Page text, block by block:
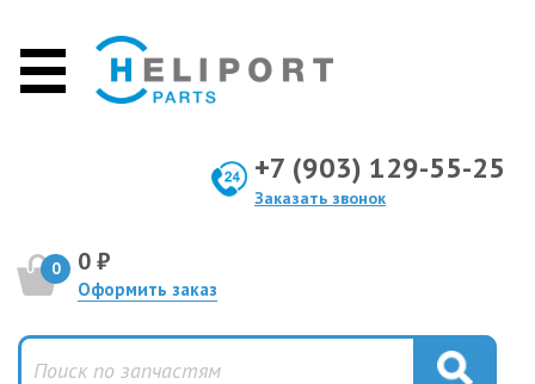
+7 (903) 129-55-25
Заказать звонок
0 0 ₽
Оформить заказ